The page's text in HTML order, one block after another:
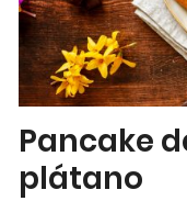
Pancake
plátano